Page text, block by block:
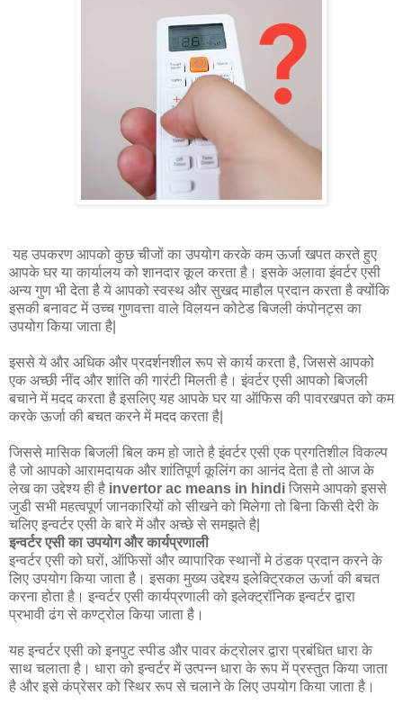
यह उपकरण आपको कुछ चीजों का उपयोग करके कम ऊर्जा खपत करते हुए
आपके घर या कार्यालय को शानदार कूल करता है। इसके अलावा इंवर्टर एसी
अन्य गुण भी देता है ये आपको स्वस्थ और सुखद माहौल प्रदान करता है क्योंकि
इसकी बनावट में उच्च गुणवत्ता वाले विलयन कोटेड बिजली कंपोनट्स का
उपयोग किया जाता है|
इससे ये और अधिक और प्रदर्शनशील रूप से कार्य करता है, जिससे आपको
एक अच्छी नींद और शांति की गारंटी मिलती है। इंवर्टर एसी आपको बिजली
बचाने में मदद करता है इसलिए यह आपके घर या ऑफिस की पावरखपत को कम
करके ऊर्जा की बचत करने में मदद करता है|
जिससे मासिक बिजली बिल कम हो जाते है इंवर्टर एसी एक प्रगतिशील विकल्प
है जो आपको आरामदायक और शांतिपूर्ण कूलिंग का आनंद देता है तो आज के
लेख का उद्देश्य ही है invertor ac means in hindi जिसमे आपको इससे
जुडी सभी महत्वपूर्ण जानकारियों को सीखने को मिलेगा तो बिना किसी देरी के
चलिए इन्वर्टर एसी के बारे में और अच्छे से समझते है|
इन्वर्टर एसी का उपयोग और कार्यप्रणाली
इन्वर्टर एसी को घरों, ऑफिसों और व्यापारिक स्थानों मे ठंडक प्रदान करने के
लिए उपयोग किया जाता है। इसका मुख्य उद्देश्य इलेक्ट्रिकल ऊर्जा की बचत
करना होता है। इन्वर्टर एसी कार्यप्रणाली को इलेक्ट्रॉनिक इन्वर्टर द्वारा
प्रभावी ढंग से कण्ट्रोल किया जाता है।
यह इन्वर्टर एसी को इनपुट स्पीड और पावर कंट्रोलर द्वारा प्रबंधित धारा के
साथ चलाता है। धारा को इन्वर्टर में उत्पन्न धारा के रूप में प्रस्तुत किया जाता
है और इसे कंप्रेसर को स्थिर रूप से चलाने के लिए उपयोग किया जाता है।